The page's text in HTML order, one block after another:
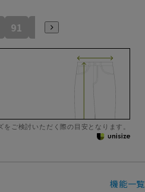
91 94 97
をご検討いただく際の目安となります。
機能一覧